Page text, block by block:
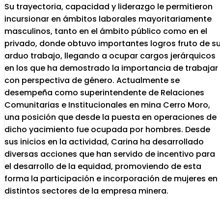
Su trayectoria, capacidad y liderazgo le permitieron
incursionar en ámbitos laborales mayoritariamente
masculinos, tanto en el ámbito público como en el
privado, donde obtuvo importantes logros fruto de
arduo trabajo, llegando a ocupar cargos jerárquicos
en los que ha demostrado la importancia de trabajar
con perspectiva de género. Actualmente se
desempeña como superintendente de Relaciones
Comunitarias e Institucionales en mina Cerro Moro,
una posición que desde la puesta en operaciones de
dicho yacimiento fue ocupada por hombres. Desde
sus inicios en la actividad, Carina ha desarrollado
diversas acciones que han servido de incentivo para
el desarrollo de la equidad, promoviendo de esta
forma la participación e incorporación de mujeres en
distintos sectores de la empresa minera.